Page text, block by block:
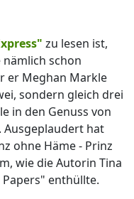
zu lesen ist,
schon
er Meghan Markle
sondern gleich drei
in den Genuss von
Ausgeplaudert hat
ohne Häme - Prinz
wie die Autorin Tina
enthüllte.